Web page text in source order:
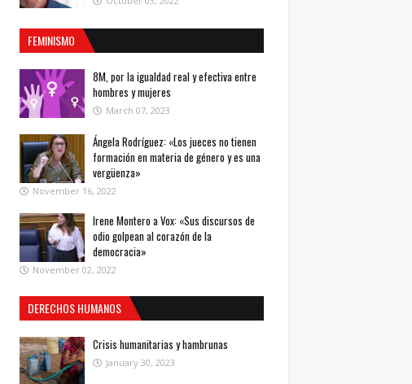
FEMINISMO
8M, por la igualdad real y efectiva entre
hombres y mujeres
March 07, 2023
Ángela Rodríguez: «Los jueces no tienen
formación en materia de género y es una
vergüenza»
November 16, 2022
Irene Montero a Vox: «Sus discursos de
odio golpean al corazón de la
democracia»
November 02, 2022
DERECHOS HUMANOS
Crisis humanitarias y hambrunas
January 30, 2023